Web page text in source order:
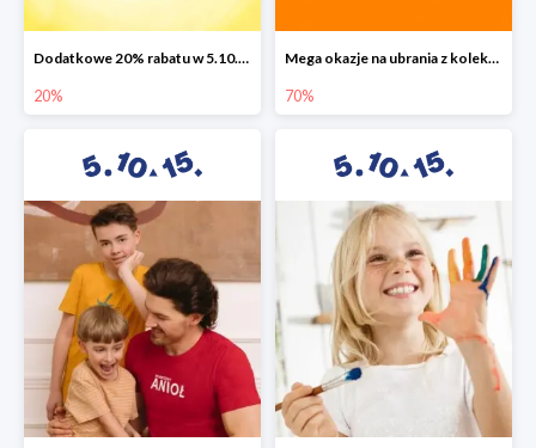
Dodatkowe 20% rabatu w 5.10.15
20%
Mega okazje na ubrania z kolekcji wiosna-lato do -70%
70%